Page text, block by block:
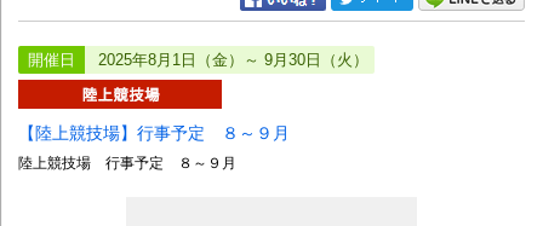
開催日 2025年8月1日（金）～ 9月30日（火）
【陸上競技場】行事予定 ８～９月
陸上競技場 行事予定 ８～９月